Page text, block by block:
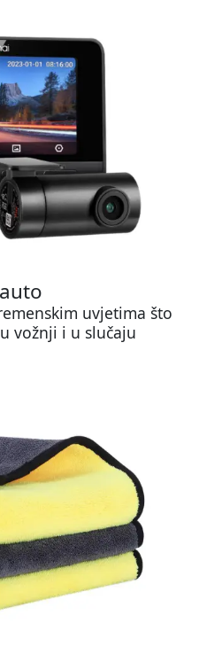
uvjetima što
vožnji i u slučaju